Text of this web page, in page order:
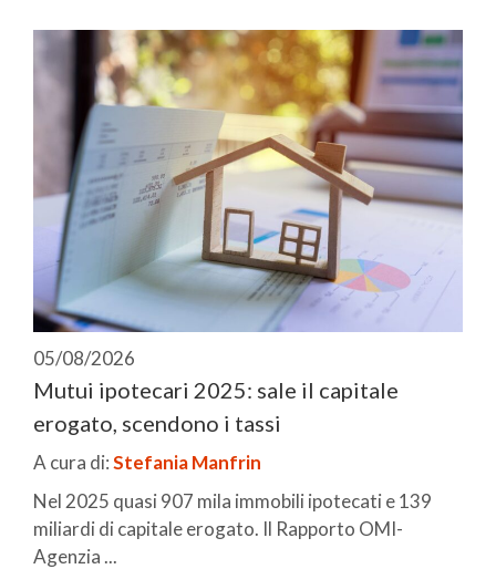
05/08/2026
Mutui ipotecari 2025: sale il capitale
erogato, scendono i tassi
A cura di:Stefania Manfrin
Nel 2025 quasi 907 mila immobili ipotecati e 139
miliardi di capitale erogato. Il Rapporto OMI-
Agenzia ...